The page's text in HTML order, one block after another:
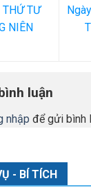
TƯ
NIÊN
luận
nhập để gửi bình
- BÍ TÍCH